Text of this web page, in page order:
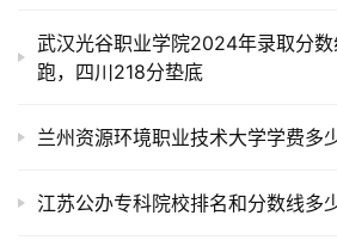
武汉光谷职业学院2024年录取分
跑，四川218分垫底
兰州资源环境职业技术大学学费多
江苏公办专科院校排名和分数线多